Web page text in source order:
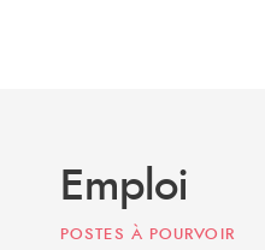
Emploi
POSTES À POURVOIR